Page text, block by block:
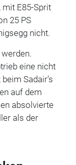
mit E85-Sprit
25 PS
nicht.
eine nicht
Sadair’s
auf dem
absolvierte
als der